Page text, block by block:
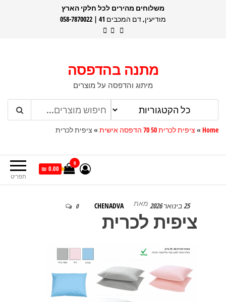
משלוחים מהירים לכל חלקי הארץ
מודיעין, דם המכבים 41 | 058-7870022
מתנה בהדפסה
מיתוג והדפסה על מוצרים
Home
» ציפית לכרית 50 70 הדפסה אישית » ציפית לכרית
תפריט
0
0.00 ₪
25 בינואר 2026 מאת CHENADVA
0
ציפית לכרית